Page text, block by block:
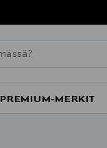
PREMIUM-MERKIT